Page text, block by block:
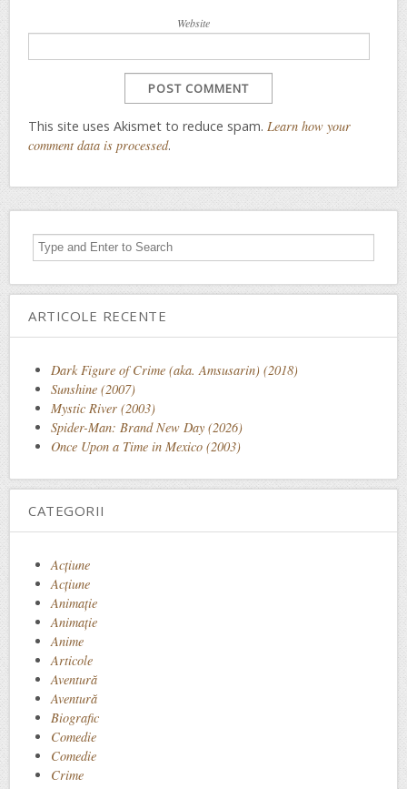
Website
This site uses Akismet to reduce spam. Learn how your
comment data is processed.
ARTICOLE RECENTE
Dark Figure of Crime (aka. Amsusarin) (2018)
Sunshine (2007)
Mystic River (2003)
Spider-Man: Brand New Day (2026)
Once Upon a Time in Mexico (2003)
CATEGORII
Acţiune
Acțiune
Animaţie
Animație
Anime
Articole
Aventură
Aventură
Biografic
Comedie
Comedie
Crime